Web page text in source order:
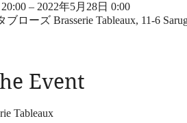
– 2022年5月28日 0:00
ローズ Brasserie Tableaux, 11-6
Event
Tableaux